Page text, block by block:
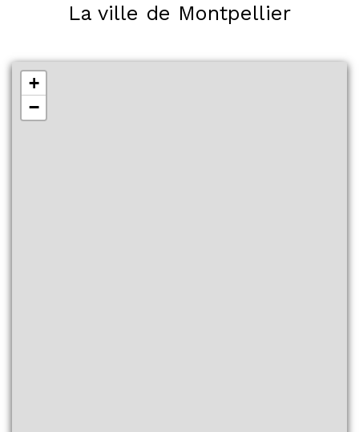
La ville de Montpellier
+
−